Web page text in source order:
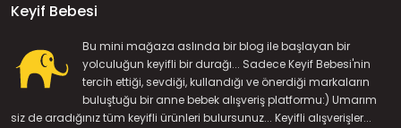
Keyif Bebesi
Bu mini mağaza aslında bir blog ile başlayan bir
yolculuğun keyifli bir durağı... Sadece Keyif Bebesi'nin
tercih ettiği, sevdiği, kullandığı ve önerdiği markaların
buluştuğu bir anne bebek alışveriş platformu:) Umarım
siz de aradığınız tüm keyifli ürünleri bulursunuz... Keyifli alışverişler...